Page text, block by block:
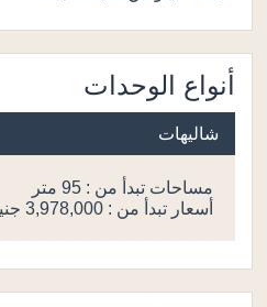
أنواع الوحدات
شاليهات
مساحات تبدأ من : 95 متر
أسعار تبدأ من : 3,978,000 جنيه